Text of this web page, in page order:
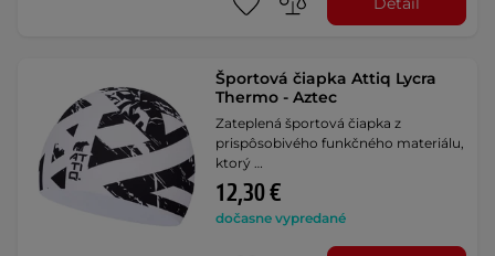
Športová čiapka Attiq Lycra
Thermo - Aztec
Zateplená športová čiapka z
prispôsobivého funkčného materiálu,
ktorý …
12,30 €
dočasne vypredané